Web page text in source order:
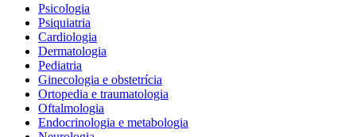
Psicologia
Psiquiatria
Cardiologia
Dermatologia
Pediatria
Ginecologia e obstetrícia
Ortopedia e traumatologia
Oftalmologia
Endocrinologia e metabologia